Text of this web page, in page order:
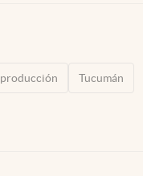
producción Tucumán